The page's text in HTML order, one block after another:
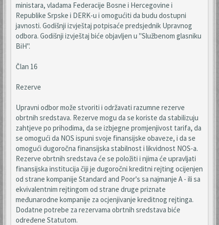
ministara, vladama Federacije Bosne i Hercegovine i
Republike Srpske i DERK-u i omogućiti da budu dostupni
javnosti. Godišnji izvještaj potpisaće predsjednik Upravnog
odbora. Godišnji izvještaj biće objavljen u "Službenom glasniku
BiH".
Član 16
Rezerve
Upravni odbor može stvoriti i održavati razumne rezerve
obrtnih sredstava. Rezerve mogu da se koriste da stabilizuju
zahtjeve po prihodima, da se izbjegne promjenjivost tarifa, da
se omogući da NOS ispuni svoje finansijske obaveze, i da se
omogući dugoročna finansijska stabilnost i likvidnost NOS-a.
Rezerve obrtnih sredstava će se položiti i njima će upravljati
finansijska institucija čiji je dugoročni kreditni rejting ocijenjen
od strane kompanije Standard and Poor's sa najmanje A - ili sa
ekvivalentnim rejtingom od strane druge priznate
međunarodne kompanije za ocjenjivanje kreditnog rejtinga.
Dodatne potrebe za rezervama obrtnih sredstava biće
određene Statutom.